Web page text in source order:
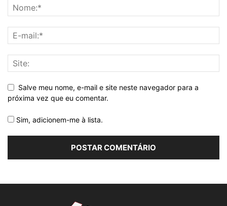
Salve meu nome, e-mail e site neste navegador para a
próxima vez que eu comentar.
Sim, adicionem-me à lista.